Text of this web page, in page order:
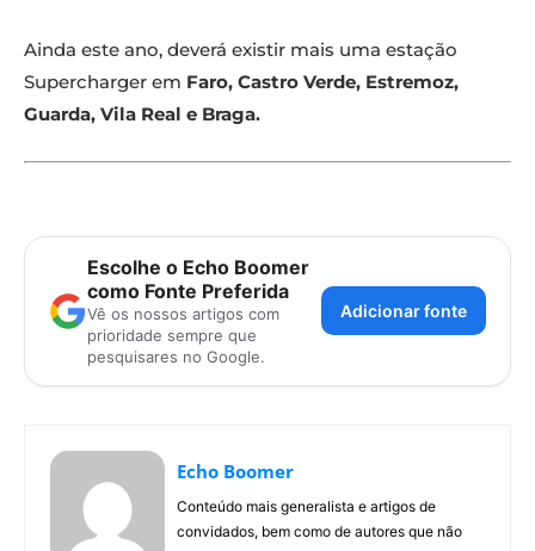
Ainda este ano, deverá existir mais uma estação
Supercharger em Faro, Castro Verde, Estremoz,
Guarda, Vila Real e Braga.
Escolhe o Echo Boomer
como Fonte Preferida
Vê os nossos artigos com
prioridade sempre que
pesquisares no Google.
Adicionar fonte
Echo Boomer
Conteúdo mais generalista e artigos de
convidados, bem como de autores que não